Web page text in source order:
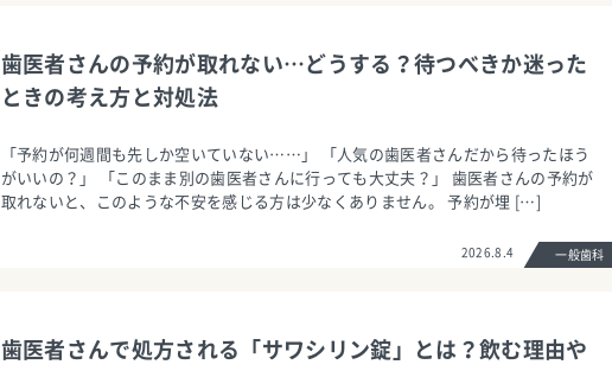
歯医者さんの予約が取れない…どうする？待つべきか迷った
ときの考え方と対処法
「予約が何週間も先しか空いていない……」 「人気の歯医者さんだから待ったほう
がいいの？」 「このまま別の歯医者さんに行っても大丈夫？」 歯医者さんの予約が
取れないと、このような不安を感じる方は少なくありません。 予約が埋 […]
2026.8.4 一般歯科
歯医者さんで処方される「サワシリン錠」とは？飲む理由や